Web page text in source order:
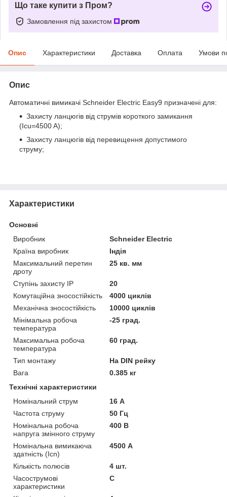
Що таке купити з Пром?
Замовлення під захистом
Опис Характеристики Доставка Оплата Умови
Опис
Автоматичні вимикачі Schneider Electric Easy9 призначені для:
Захисту ланцюгів від струмів короткого замикання
(Iсu=4500 A);
Захисту ланцюгів від перевищення допустимого
струму;
Характеристики
Основні
Виробник
Schneider Electric
Країна виробник
Індія
Максимальний перетин
дроту
25 кв. мм
Ступінь захисту IP
20
Комутаційна зносостійкість
4000 циклів
Механічна зносостійкість
10000 циклів
Мінімальна робоча
температура
-25 град.
Максимальна робоча
температура
60 град.
Тип монтажу
На DIN рейку
Вага
0.385 кг
Технічні характеристики
Номінальний струм
16 А
Частота струму
50 Гц
Номінальна робоча
напруга змінного струму
400 В
Номінальна вимикаюча
здатність (Icn)
4500 А
Кількість полюсів
4 шт.
Часострумові
характеристики
C